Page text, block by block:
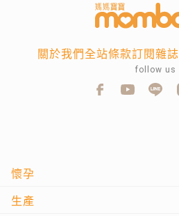
懷孕
生產
關於我們全站條款訂閱雜誌
follow us